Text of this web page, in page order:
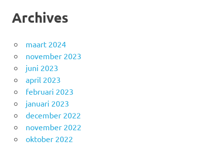
Archives
maart 2024
november 2023
juni 2023
april 2023
februari 2023
januari 2023
december 2022
november 2022
oktober 2022